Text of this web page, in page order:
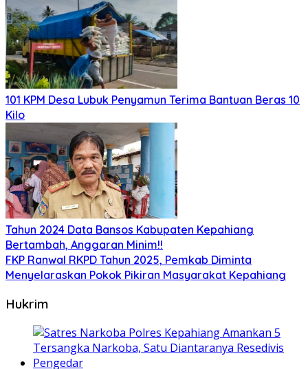
101 KPM Desa Lubuk Penyamun Terima Bantuan Beras 10
Kilo
Tahun 2024 Data Bansos Kabupaten Kepahiang
Bertambah, Anggaran Minim!!
FKP Ranwal RKPD Tahun 2025, Pemkab Diminta
Menyelaraskan Pokok Pikiran Masyarakat Kepahiang
Hukrim